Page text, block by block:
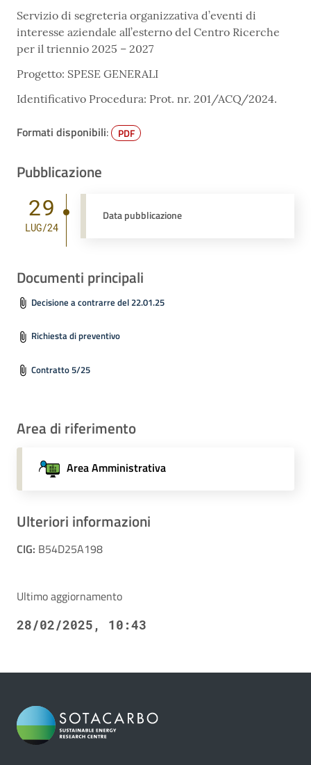
Servizio di segreteria organizzativa d’eventi di
interesse aziendale all’esterno del Centro Ricerche
per il triennio 2025 – 2027
Progetto: SPESE GENERALI
Identificativo Procedura: Prot. nr. 201/ACQ/2024.
Formati disponibili: PDF
Pubblicazione
29
LUG/24
Data pubblicazione
Documenti principali
Decisione a contrarre del 22.01.25
Richiesta di preventivo
Contratto 5/25
Area di riferimento
Area Amministrativa
Ulteriori informazioni
CIG: B54D25A198
Ultimo aggiornamento
28/02/2025, 10:43